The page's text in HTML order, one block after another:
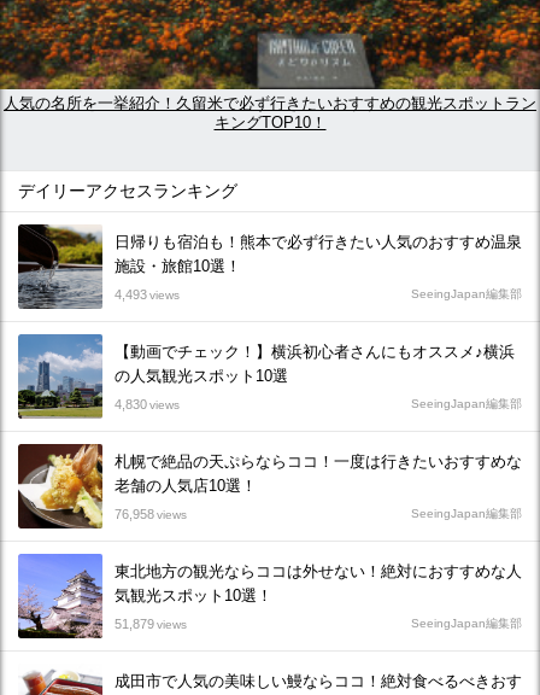
人気の名所を一挙紹介！久留米で必ず行きたいおすすめの観光スポットラン
キングTOP10！
デイリーアクセスランキング
日帰りも宿泊も！熊本で必ず行きたい人気のおすすめ温泉
施設・旅館10選！
4,493views SeeingJapan編集部
【動画でチェック！】横浜初心者さんにもオススメ♪横浜
の人気観光スポット10選
4,830views SeeingJapan編集部
札幌で絶品の天ぷらならココ！一度は行きたいおすすめな
老舗の人気店10選！
76,958views SeeingJapan編集部
東北地方の観光ならココは外せない！絶対におすすめな人
気観光スポット10選！
51,879views SeeingJapan編集部
成田市で人気の美味しい鰻ならココ！絶対食べるべきおす